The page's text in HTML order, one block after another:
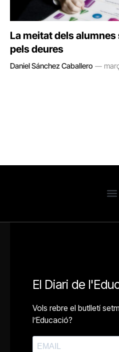
La meitat dels
pels deures
Daniel Sánchez Caballero